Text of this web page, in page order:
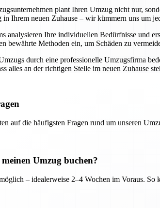
plant Ihren Umzug nicht nur,
Ihrem neuen Zuhause – wir kümmern uns um
analysieren Ihre individuellen Bedürfnisse und
bewährte Methoden ein, um Schäden zu
durch eine professionelle Umzugsfirma
alles an der richtigen Stelle im neuen Zuhause
auf die häufigsten Fragen rund um unseren
Umzug buchen?
– idealerweise 2–4 Wochen im Voraus.